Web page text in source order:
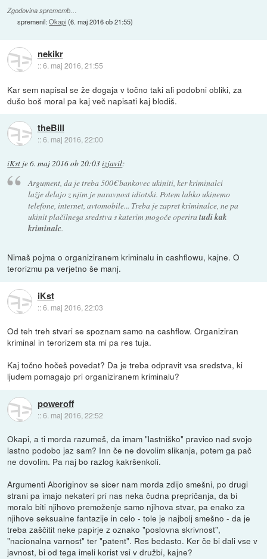
Zgodovina sprememb…
spremenil:Okapi(6. maj 2016 ob 21:55)
nekikr
::6. maj 2016, 21:55
Kar sem napisal se že dogaja v točno taki ali podobni obliki, za
dušo boš moral pa kaj več napisati kaj blodiš.
theBill
::6. maj 2016, 22:00
iKst je6. maj 2016 ob 20:03izjavil:
Argument, da je treba 500€ bankovec ukiniti, ker kriminalci
lažje delajo z njim je naravnost idiotski. Potem lahko ukinemo
telefone, internet, avtomobile... Treba je zapret kriminalce, ne pa
ukinit plačilnega sredstva s katerim mogoče operiratudi kak
kriminalc.
Nimaš pojma o organiziranem kriminalu in cashflowu, kajne. O
terorizmu pa verjetno še manj.
iKst
::6. maj 2016, 22:03
Od teh treh stvari se spoznam samo na cashflow. Organiziran
kriminal in terorizem sta mi pa res tuja.
Kaj točno hočeš povedat? Da je treba odpravit vsa sredstva, ki
ljudem pomagajo pri organiziranem kriminalu?
poweroff
::6. maj 2016, 22:52
Okapi, a ti morda razumeš, da imam "lastniško" pravico nad svojo
lastno podobo jaz sam? Inn če ne dovolim slikanja, potem ga pač
ne dovolim. Pa naj bo razlog kakršenkoli.
Argumenti Aboriginov se sicer nam morda zdijo smešni, po drugi
strani pa imajo nekateri pri nas neka čudna prepričanja, da bi
moralo biti njihovo premoženje samo njihova stvar, pa enako za
njihove seksualne fantazije in celo - tole je najbolj smešno - da je
treba zaščitit neke papirje z oznako "poslovna skrivnost",
"nacionalna varnost" ter "patent". Res bedasto. Ker če bi dali vse v
javnost, bi od tega imeli korist vsi v družbi, kajne?